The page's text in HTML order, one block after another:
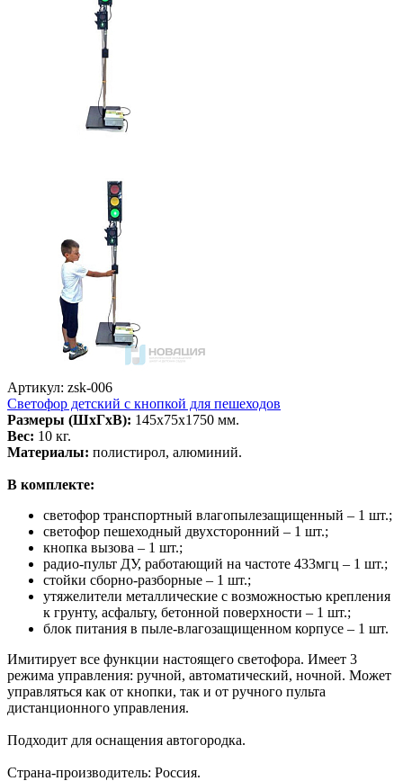
Артикул: zsk-006
Светофор детский с кнопкой для пешеходов
Размеры (ШхГхВ): 145х75х1750 мм.
Вес: 10 кг.
Материалы: полистирол, алюминий.
В комплекте:
светофор транспортный влагопылезащищенный – 1 шт.;
светофор пешеходный двухсторонний – 1 шт.;
кнопка вызова – 1 шт.;
радио-пульт ДУ, работающий на частоте 433мгц – 1 шт.;
стойки сборно-разборные – 1 шт.;
утяжелители металлические с возможностью крепления
к грунту, асфальту, бетонной поверхности – 1 шт.;
блок питания в пыле-влагозащищенном корпусе – 1 шт.
Имитирует все функции настоящего светофора. Имеет 3
режима управления: ручной, автоматический, ночной. Может
управляться как от кнопки, так и от ручного пульта
дистанционного управления.
Подходит для оснащения автогородка.
Страна-производитель: Россия.